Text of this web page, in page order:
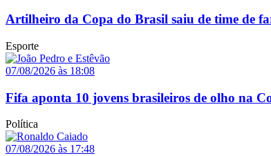
Artilheiro da Copa do Brasil saiu de time de
Esporte
07/08/2026 às 18:08
Fifa aponta 10 jovens brasileiros de olho na
Política
07/08/2026 às 17:48